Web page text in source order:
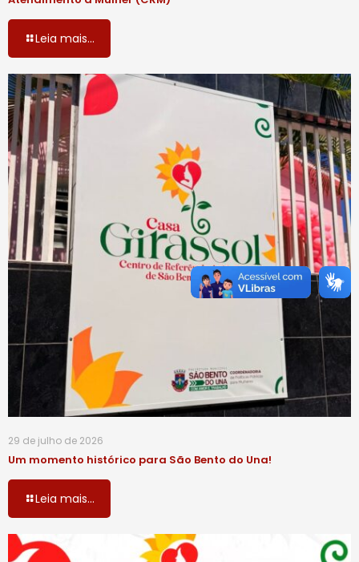
Leia mais...
29 de julho de 2026
Um momento histórico para São Bento do Una!
Leia mais...